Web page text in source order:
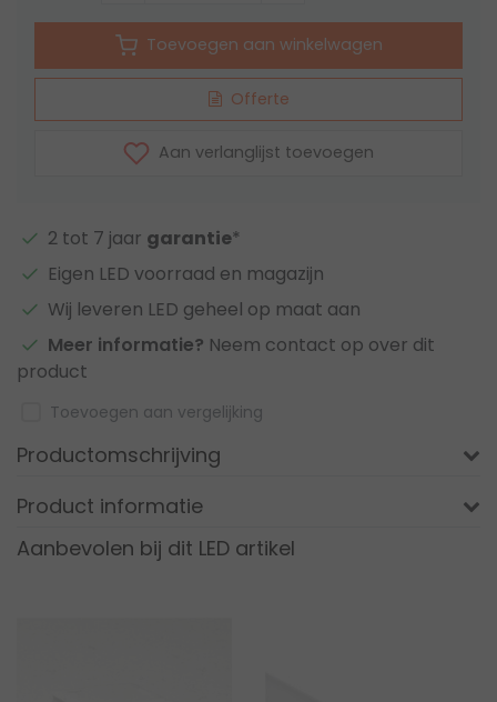
Toevoegen aan winkelwagen
Offerte
Aan verlanglijst toevoegen
2 tot 7 jaar garantie*
Eigen LED voorraad en magazijn
Wij leveren LED geheel op maat aan
Meer informatie? Neem contact op over dit
product
Toevoegen aan vergelijking
Productomschrijving
Product informatie
Aanbevolen bij dit LED artikel